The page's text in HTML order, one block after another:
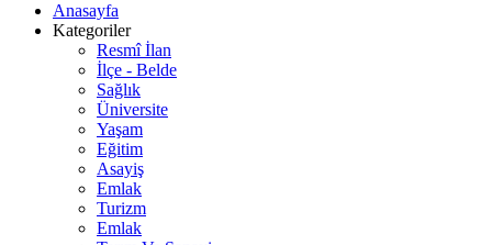
Anasayfa
Kategoriler
Resmî İlan
İlçe - Belde
Sağlık
Üniversite
Yaşam
Eğitim
Asayiş
Emlak
Turizm
Emlak